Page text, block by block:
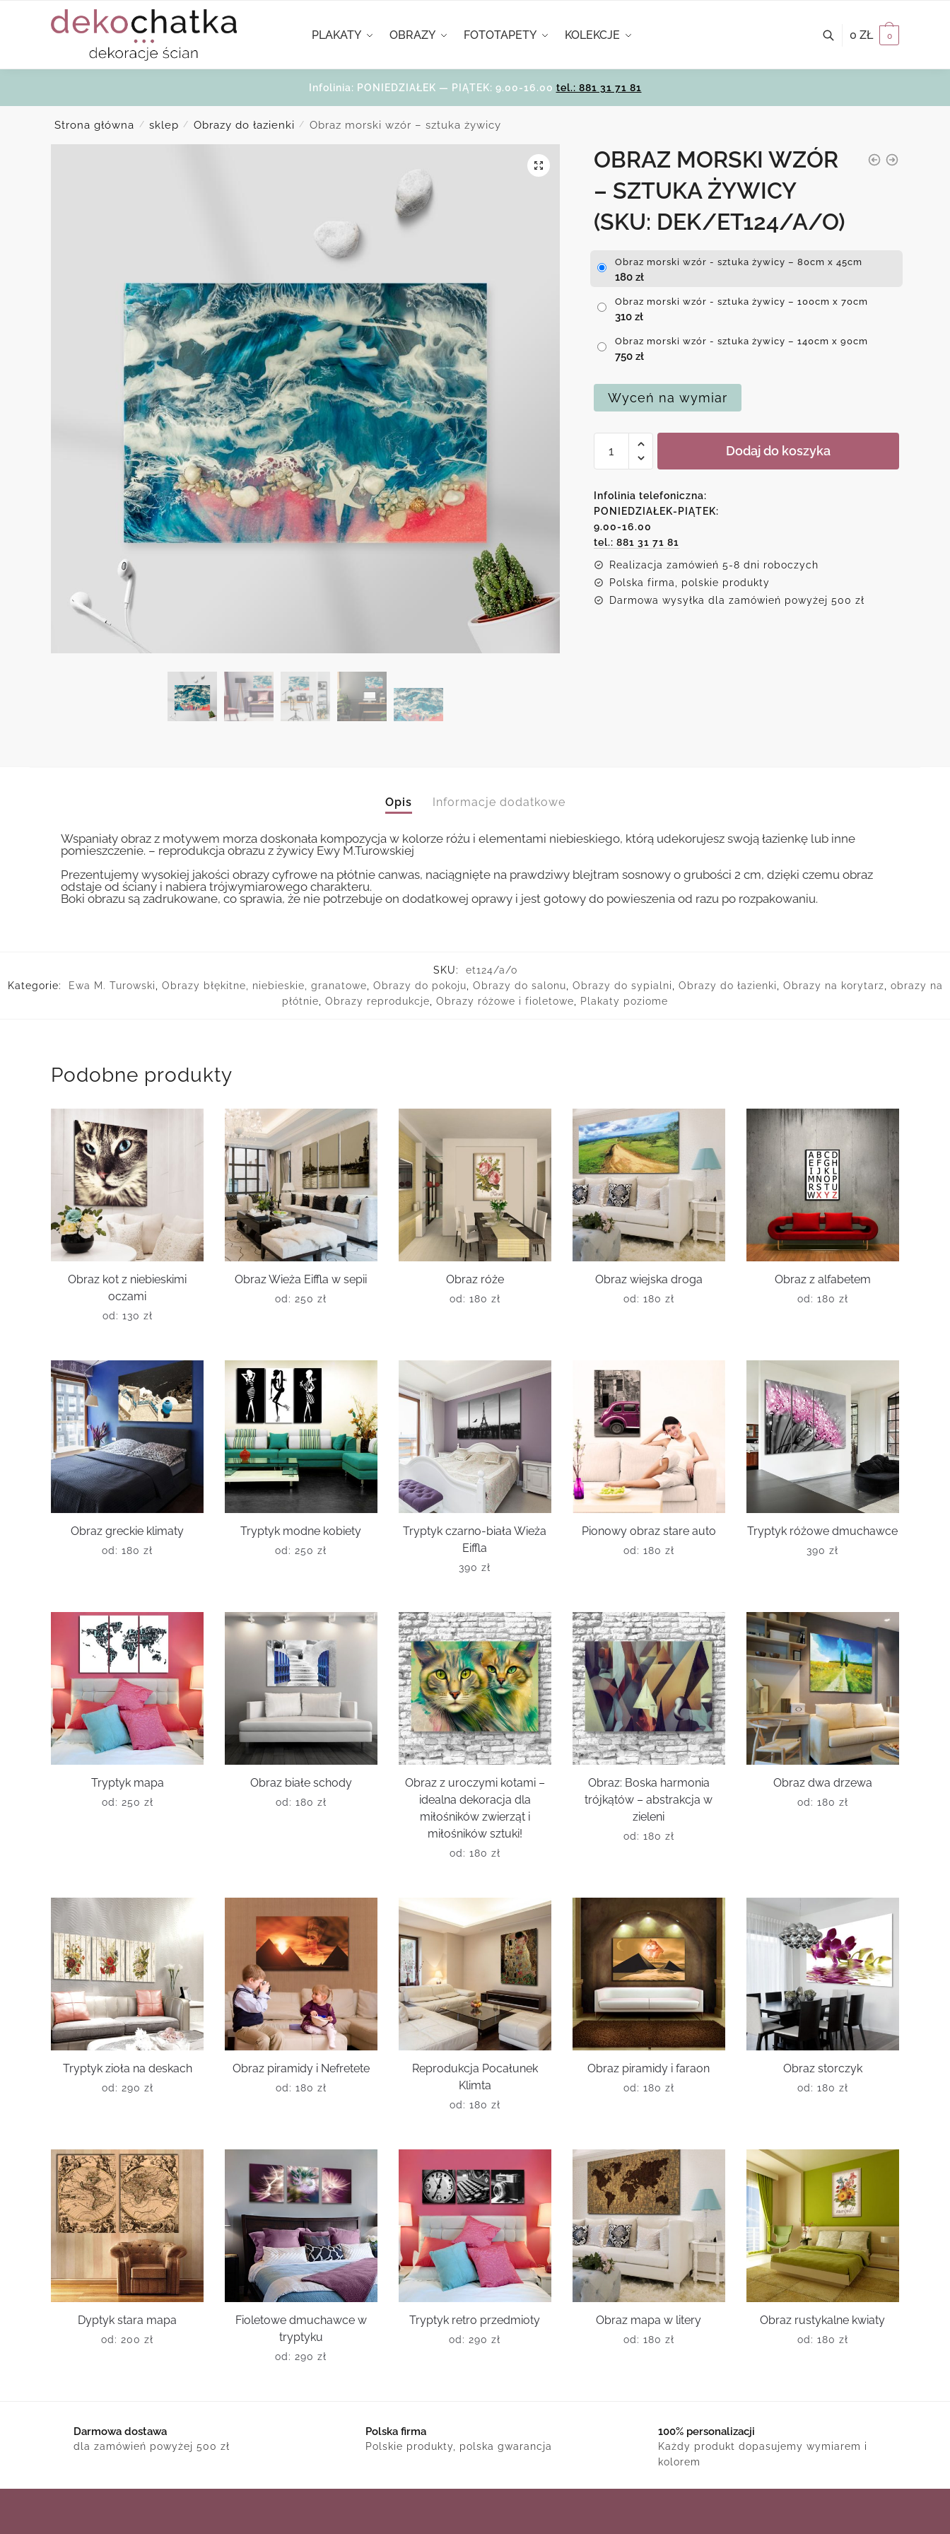
PLAKATY OBRAZY FOTOTAPETY KOLEKCJE 0 ZŁ 0
Infolinia: PONIEDZIAŁEK — PIĄTEK: 9.00-16.00 tel.: 881 31 71 81
Strona główna / sklep / Obrazy do łazienki / Obraz morski wzór – sztuka żywicy
OBRAZ MORSKI WZÓR
– SZTUKA ŻYWICY
(SKU: DEK/ET124/A/O)
Obraz morski wzór - sztuka żywicy – 80cm x 45cm
180 zł
Obraz morski wzór - sztuka żywicy – 100cm x 70cm
310 zł
Obraz morski wzór - sztuka żywicy – 140cm x 90cm
750 zł
Wyceń na wymiar
Obraz
wzór
-
sztuka
żywicy
Dodaj do koszyka
Infolinia telefoniczna:
PONIEDZIAŁEK-PIĄTEK:
9.00-16.00
tel.: 881 31 71 81
Realizacja zamówień 5-8 dni roboczych
Polska firma, polskie produkty
Darmowa wysyłka dla zamówień powyżej 500 zł
Opis Informacje dodatkowe
Wspaniały obraz z motywem morza doskonała kompozycja w kolorze różu i elementami niebieskiego, którą udekorujesz swoją łazienkę lub inne
pomieszczenie. – reprodukcja obrazu z żywicy Ewy M.Turowskiej
Prezentujemy wysokiej jakości obrazy cyfrowe na płótnie canwas, naciągnięte na prawdziwy blejtram sosnowy o grubości 2 cm, dzięki czemu obraz
odstaje od ściany i nabiera trójwymiarowego charakteru.
Boki obrazu są zadrukowane, co sprawia, że nie potrzebuje on dodatkowej oprawy i jest gotowy do powieszenia od razu po rozpakowaniu.
SKU:
et124/a/o
Kategorie:
Ewa M. Turowski, Obrazy błękitne, niebieskie, granatowe, Obrazy do pokoju, Obrazy do salonu, Obrazy do sypialni, Obrazy do łazienki, Obrazy na korytarz, obrazy na
płótnie, Obrazy reprodukcje, Obrazy różowe i fioletowe, Plakaty poziome
Podobne produkty
Obraz kot z niebieskimi
oczami
od: 130 zł
Obraz Wieża Eiffla w sepii
od: 250zł
Obraz róże
od: 180 zł
Obraz wiejska droga
od: 180 zł
Obraz z alfabetem
od: 180 zł
Obraz greckie klimaty
od: 180 zł
Tryptyk modne kobiety
od: 250zł
Tryptyk czarno-biała Wieża
Eiffla
390zł
Pionowy obraz stare auto
od: 180 zł
Tryptyk różowe dmuchawce
390zł
Tryptyk mapa
od: 250 zł
Obraz białe schody
od: 180 zł
Obraz z uroczymi kotami –
idealna dekoracja dla
miłośników zwierząt i
miłośników sztuki!
od: 180 zł
Obraz: Boska harmonia
trójkątów – abstrakcja w
zieleni
od: 180 zł
Obraz dwa drzewa
od: 180 zł
Tryptyk zioła na deskach
od: 290 zł
Obraz piramidy i Nefretete
od: 180 zł
Reprodukcja Pocałunek
Klimta
od: 180 zł
Obraz piramidy i faraon
od: 180 zł
Obraz storczyk
od: 180 zł
Dyptyk stara mapa
od: 200 zł
Fioletowe dmuchawce w
tryptyku
od: 290zł
Tryptyk retro przedmioty
od: 290zł
Obraz mapa w litery
od: 180 zł
Obraz rustykalne kwiaty
od: 180 zł
Darmowa dostawa
dla zamówień powyżej 500 zł
Polska firma
Polskie produkty, polska gwarancja
100% personalizacji
Każdy produkt dopasujemy wymiarem i
kolorem